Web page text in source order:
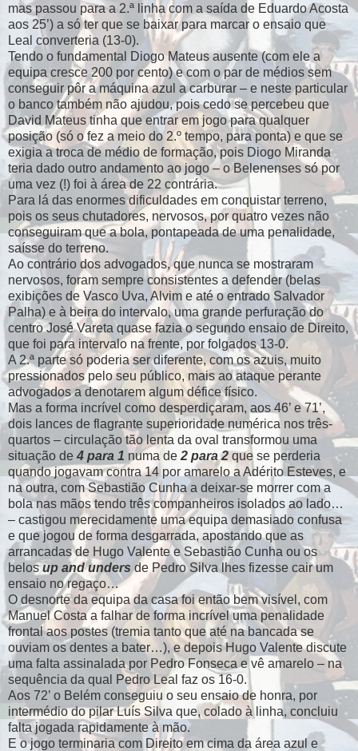
mas passou para a 2.ª linha com a saída de Eduardo Acosta
aos 25’) a só ter que se baixar para marcar o ensaio que
Leal converteria (13-0).
Tendo o fundamental Diogo Mateus ausente (com ele a
equipa cresce 200 por cento) e com o par de médios sem
conseguir pôr a máquina azul a carburar – e neste particular
o banco também não ajudou, pois cedo se percebeu que
David Mateus tinha que entrar em jogo para qualquer
posição (só o fez a meio do 2.º tempo, para ponta) e que se
exigia a troca de médio de formação, pois Diogo Miranda
teria dado outro andamento ao jogo – o Belenenses só por
uma vez (!) foi à área de 22 contrária.
Para lá das enormes dificuldades em conquistar terreno,
pois os seus chutadores, nervosos, por quatro vezes não
conseguiram que a bola, pontapeada de uma penalidade,
saísse do terreno.
Ao contrário dos advogados, que nunca se mostraram
nervosos, foram sempre consistentes a defender (belas
exibições de Vasco Uva, Alvim e até o entrado Salvador
Palha) e à beira do intervalo, uma grande perfuração do
centro José Vareta quase fazia o segundo ensaio de Direito,
que foi para intervalo na frente, por folgados 13-0.
A 2.ª parte só poderia ser diferente, com os azuis, muito
pressionados pelo seu público, mais ao ataque perante
advogados a denotarem algum défice físico.
Mas a forma incrível como desperdiçaram, aos 46’ e 71’,
dois lances de flagrante superioridade numérica nos três-
quartos – circulação tão lenta da oval transformou uma
situação de 4 para 1 numa de 2 para 2 que se perderia
quando jogavam contra 14 por amarelo a Adérito Esteves, e
na outra, com Sebastião Cunha a deixar-se morrer com a
bola nas mãos tendo três companheiros isolados ao lado…
– castigou merecidamente uma equipa demasiado confusa
e que jogou de forma desgarrada, apostando que as
arrancadas de Hugo Valente e Sebastião Cunha ou os
belosup and unders de Pedro Silva lhes fizesse cair um
ensaio no regaço…
O desnorte da equipa da casa foi então bem visível, com
Manuel Costa a falhar de forma incrível uma penalidade
frontal aos postes (tremia tanto que até na bancada se
ouviam os dentes a bater…), e depois Hugo Valente discute
uma falta assinalada por Pedro Fonseca e vê amarelo – na
sequência da qual Pedro Leal faz os 16-0.
Aos 72’ o Belém conseguiu o seu ensaio de honra, por
intermédio do pilar Luís Silva que, colado à linha, concluiu
falta jogada rapidamente à mão.
E o jogo terminaria com Direito em cima da área azul e